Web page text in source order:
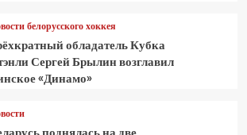
белорусского хоккея
обладатель Кубка
Сергей Брылин возглавил
«Динамо»